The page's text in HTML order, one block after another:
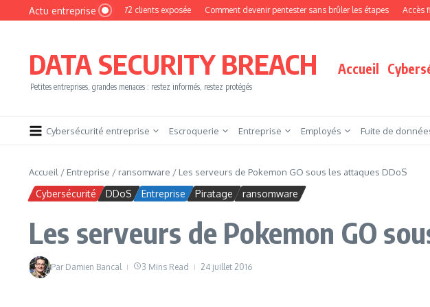
Aller au contenu
Actu entreprise
: une base de 16 272 clients exposée Comment devenir pentester sans brûler les étapes Accès firewall
DATA SECURITY BREACH
Petites entreprises, grandes menaces : restez informés, restez protégés
Accueil
Cybersécurité entreprise Escroquerie Entreprise Employés Fuite de
Accueil / Entreprise / ransomware / Les serveurs de Pokemon GO sous les attaques DDoS
Cybersécurité DDoS Entreprise Piratage ransomware
Les serveurs de Pokemon GO
Par Damien Bancal 3 Mins Read 24 juillet 2016